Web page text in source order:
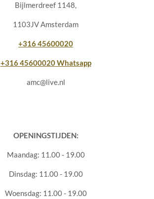
Bijlmerdreef 1148,
1103JV Amsterdam
+316 45600020
+316 45600020Whatsapp
amc@live.nl
OPENINGSTIJDEN:
Maandag: 11.00 - 19.00
Dinsdag: 11.00 - 19.00
Woensdag: 11.00 - 19.00